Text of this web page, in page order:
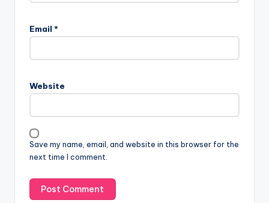
Email *
Website
Save my name, email, and website in this browser for the
next time I comment.